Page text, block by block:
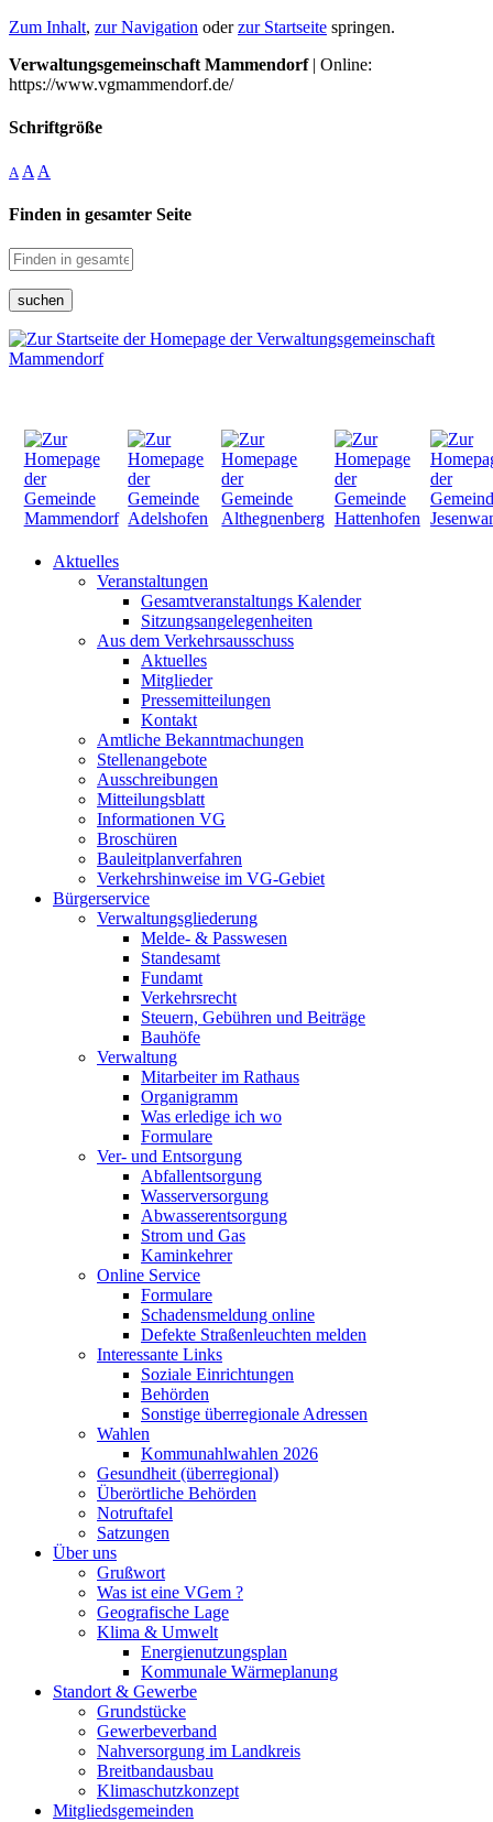
Zum Inhalt, zur Navigation oderzur Startseite springen.
Verwaltungsgemeinschaft Mammendorf| Online:
https://www.vgmammendorf.de/
Schriftgröße
A A A
Finden in gesamter Seite
suchen
Aktuelles
Veranstaltungen
Gesamtveranstaltungs Kalender
Sitzungsangelegenheiten
Aus dem Verkehrsausschuss
Aktuelles
Mitglieder
Pressemitteilungen
Kontakt
Amtliche Bekanntmachungen
Stellenangebote
Ausschreibungen
Mitteilungsblatt
Informationen VG
Broschüren
Bauleitplanverfahren
Verkehrshinweise im VG-Gebiet
Bürgerservice
Verwaltungsgliederung
Melde- & Passwesen
Standesamt
Fundamt
Verkehrsrecht
Steuern, Gebühren und Beiträge
Bauhöfe
Verwaltung
Mitarbeiter im Rathaus
Organigramm
Was erledige ich wo
Formulare
Ver- und Entsorgung
Abfallentsorgung
Wasserversorgung
Abwasserentsorgung
Strom und Gas
Kaminkehrer
Online Service
Formulare
Schadensmeldung online
Defekte Straßenleuchten melden
Interessante Links
Soziale Einrichtungen
Behörden
Sonstige überregionale Adressen
Wahlen
Kommunahlwahlen 2026
Gesundheit (überregional)
Überörtliche Behörden
Notruftafel
Satzungen
Über uns
Grußwort
Was ist eine VGem ?
Geografische Lage
Klima & Umwelt
Energienutzungsplan
Kommunale Wärmeplanung
Standort & Gewerbe
Grundstücke
Gewerbeverband
Nahversorgung im Landkreis
Breitbandausbau
Klimaschutzkonzept
Mitgliedsgemeinden